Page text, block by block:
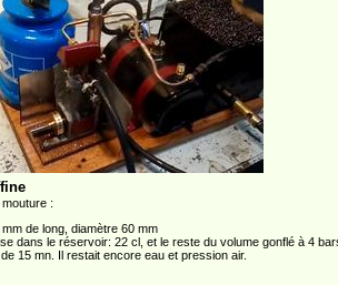
:
de long, diamètre 60 mm
dans le réservoir: 22 cl, et le reste du volume gonflé à 4
15 mn. Il restait encore eau et pression air.